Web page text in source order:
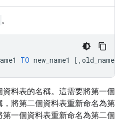
。
TO new_name1 [ , old_name2
料表的名稱。這需要將第一個
將第二個資料表重新命名為第
一個資料表重新命名為第二個